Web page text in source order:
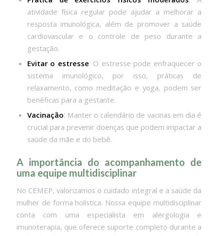
atividade física regular pode ajudar a melhorar a
resposta imunológica, além de promover a saúde
cardiovascular e o controle de peso durante a
gestação.
Evitar o estresse: O estresse pode enfraquecer o
sistema imunológico, por isso, práticas de
relaxamento, como meditação e yoga, podem ser
benéficas para a gestante.
Vacinação: Manter o calendário de vacinas em dia é
crucial para prevenir doenças que podem impactar a
saúde da mãe e do bebê.
A importância do acompanhamento de
uma equipe multidisciplinar
No CEMEP, valorizamos o cuidado integral e a saúde da
mulher de forma holística. Nossa equipe multidisciplinar
conta com uma especialista em alergologia e
imunoterapia, que oferece suporte completo durante a